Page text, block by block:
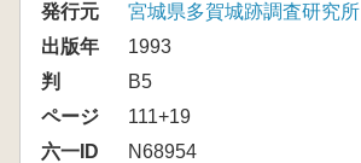
発行元
宮城県多賀城跡調査研究所
出版年
1993
判
B5
ページ
111+19
六一ID
N68954